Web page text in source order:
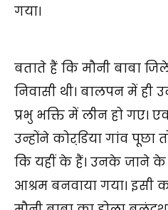
गया।
बताते हैं कि मौनी बाबा
निवासी थी। बालपन में ही
प्रभु भक्ति में लीन हो गए।
उन्होंने कोरडि़या गांव पूछा
कि यहीं के हैं। उनके जाने
आश्रम बनवाया गया। इसी